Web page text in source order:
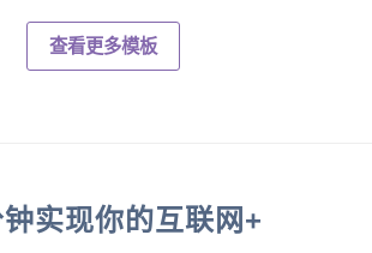
查看更多模板
实现你的互联网+